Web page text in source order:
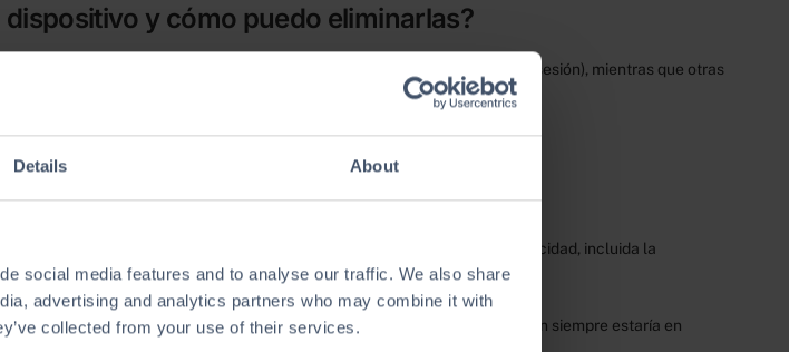
Details About
social media features and to analyse our traffic. We also share
advertising and analytics partners who may combine it with
collected from your use of their services.
y cómo puedo eliminarlas?
automáticamente al cerrar el navegador (las llamadas cookies de sesión), mientras que otras
(las llamadas cookies permanentes).
web.
análisis, almacenar sus preferencias, permitir la entrega de publicidad, incluida la
sitios web no tienen memoria, sin estas cookies, su historial de navegación siempre estaría en